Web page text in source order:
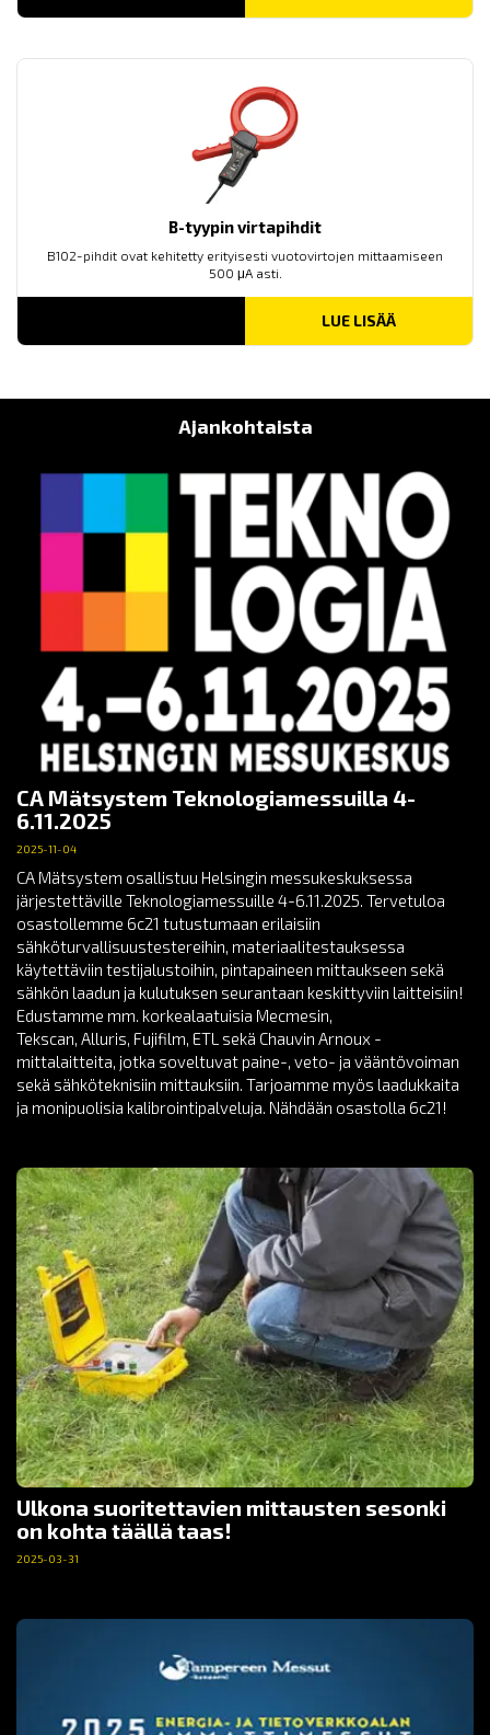
B-tyypin virtapihdit
B102-pihdit ovat kehitetty erityisesti vuotovirtojen mittaamiseen
500 μA asti.
LUE LISÄÄ
Ajankohtaista
CA Mätsystem Teknologiamessuilla 4-
6.11.2025
2025-11-04
CA Mätsystem osallistuu Helsingin messukeskuksessa
järjestettäville Teknologiamessuille 4-6.11.2025. Tervetuloa
osastollemme 6c21 tutustumaan erilaisiin
sähköturvallisuustestereihin, materiaalitestauksessa
käytettäviin testijalustoihin, pintapaineen mittaukseen sekä
sähkön laadun ja kulutuksen seurantaan keskittyviin laitteisiin!
Edustamme mm. korkealaatuisia Mecmesin,
Tekscan, Alluris, Fujifilm, ETL sekä Chauvin Arnoux -
mittalaitteita, jotka soveltuvat paine-, veto- ja vääntövoiman
sekä sähköteknisiin mittauksiin. Tarjoamme myös laadukkaita
ja monipuolisia kalibrointipalveluja. Nähdään osastolla 6c21!
Ulkona suoritettavien mittausten sesonki
on kohta täällä taas!
2025-03-31